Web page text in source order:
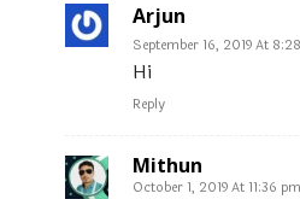
Arjun
September 16, 2019 At
Hi
Reply
Mithun
October 1, 2019 At 11:36 pm